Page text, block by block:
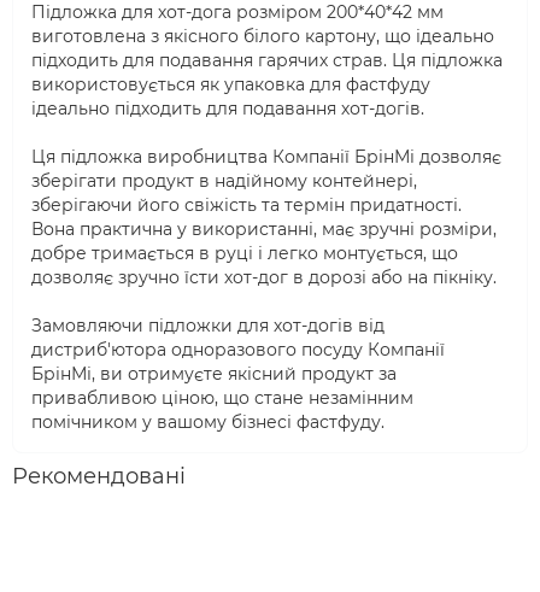
Підложка для хот-дога розміром 200*40*42 мм
виготовлена з якісного білого картону, що ідеально
підходить для подавання гарячих страв. Ця підложка
використовується як упаковка для фастфуду
ідеально підходить для подавання хот-догів.
Ця підложка виробництва Компанії БрінМі дозволяє
зберігати продукт в надійному контейнері,
зберігаючи його свіжість та термін придатності.
Вона практична у використанні, має зручні розміри,
добре тримається в руці і легко монтується, що
дозволяє зручно їсти хот-дог в дорозі або на пікніку.
Замовляючи підложки для хот-догів від
дистриб'ютора одноразового посуду Компанії
БрінМі, ви отримуєте якісний продукт за
привабливою ціною, що стане незамінним
помічником у вашому бізнесі фастфуду.
Рекомендовані